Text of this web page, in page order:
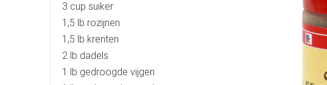
3 cup suiker
1,5 lb rozijnen
1,5 lb krenten
2 lb dadels
1 lb gedroogde vijgen